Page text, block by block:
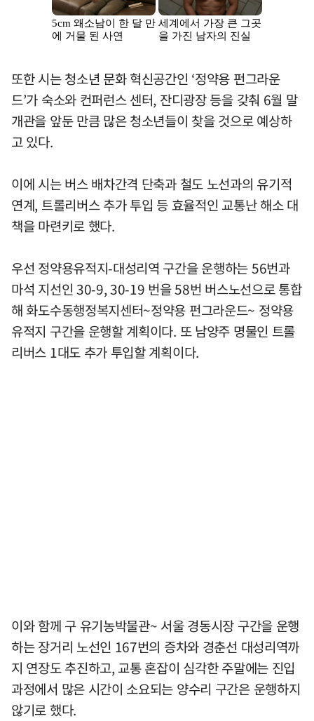
또한 시는 청소년 문화 혁신공간인 ‘정약용 펀그라운
드’가 숙소와 컨퍼런스 센터, 잔디광장 등을 갖춰 6월 말
개관을 앞둔 만큼 많은 청소년들이 찾을 것으로 예상하
고 있다.
이에 시는 버스 배차간격 단축과 철도 노선과의 유기적
연계, 트롤리버스 추가 투입 등 효율적인 교통난 해소 대
책을 마련키로 했다.
우선 정약용유적지-대성리역 구간을 운행하는 56번과
마석 지선인 30-9, 30-19 번을 58번 버스노선으로 통합
해 화도수동행정복지센터~정약용 펀그라운드~ 정약용
유적지 구간을 운행할 계획이다. 또 남양주 명물인 트롤
리버스 1대도 추가 투입할 계획이다.
이와 함께 구 유기농박물관~ 서울 경동시장 구간을 운행
하는 장거리 노선인 167번의 증차와 경춘선 대성리역까
지 연장도 추진하고, 교통 혼잡이 심각한 주말에는 진입
과정에서 많은 시간이 소요되는 양수리 구간은 운행하지
않기로 했다.